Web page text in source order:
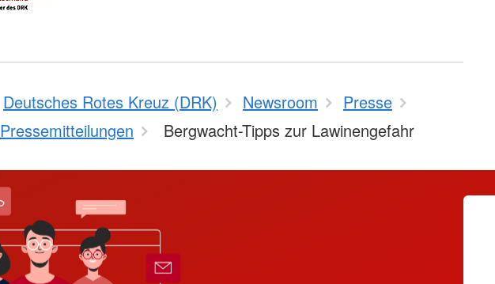
Deutsches Rotes Kreuz (DRK) Newsroom
Presse
Pressemitteilungen
Bergwacht-Tipps zur Lawinengefahr